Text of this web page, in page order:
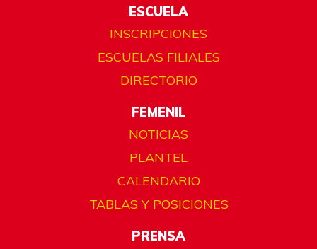
ESCUELA
INSCRIPCIONES
ESCUELAS FILIALES
DIRECTORIO
FEMENIL
NOTICIAS
PLANTEL
CALENDARIO
TABLAS Y POSICIONES
PRENSA